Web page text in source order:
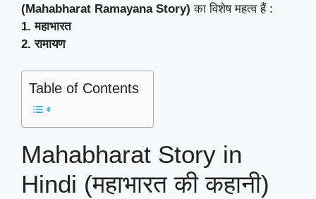
(Mahabharat Ramayana Story) का विशेष महत्व हैं :
1. महाभारत
2. रामायण
Table of Contents
Mahabharat Story in
Hindi (महाभारत की कहानी)